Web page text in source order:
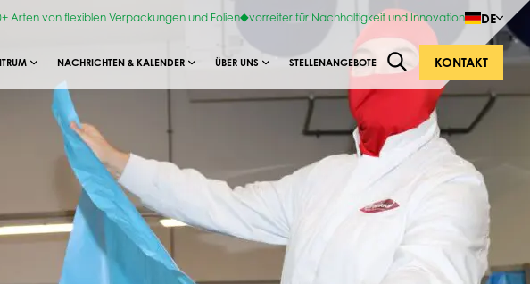
Arten von flexiblen Verpackungen und Folien vorreiter für Nachhaltigkeit und Innovation DE
NACHRICHTEN & KALENDER ÜBER UNS STELLENANGEBOTE KONTAKT